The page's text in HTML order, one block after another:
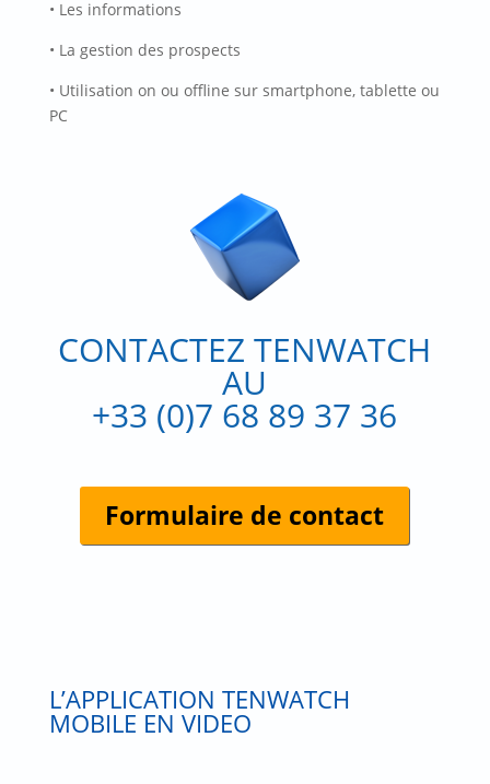
• Les informations
• La gestion des prospects
• Utilisation on ou offline sur smartphone, tablette ou
PC
CONTACTEZ TENWATCH
AU
+33 (0)7 68 89 37 36
Formulaire de contact
L’APPLICATION TENWATCH
MOBILE EN VIDEO